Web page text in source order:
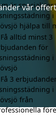
vår
är
i
hjälpa till
Få alltid minst 3
för
i
Få 3
i
från